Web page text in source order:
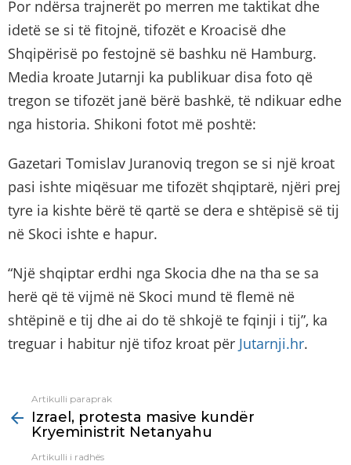
Por ndërsa trajnerët po merren me taktikat dhe
idetë se si të fitojnë, tifozët e Kroacisë dhe
Shqipërisë po festojnë së bashku në Hamburg.
Media kroate Jutarnji ka publikuar disa foto që
tregon se tifozët janë bërë bashkë, të ndikuar edhe
nga historia. Shikoni fotot më poshtë:
Gazetari Tomislav Juranoviq tregon se si një kroat
pasi ishte miqësuar me tifozët shqiptarë, njëri prej
tyre ia kishte bërë të qartë se dera e shtëpisë së tij
në Skoci ishte e hapur.
“Një shqiptar erdhi nga Skocia dhe na tha se sa
herë që të vijmë në Skoci mund të flemë në
shtëpinë e tij dhe ai do të shkojë te fqinji i tij”, ka
treguar i habitur një tifoz kroat për Jutarnji.hr.
more
Artikulli paraprak
Izrael, protesta masive kundër
Kryeministrit Netanyahu
Artikulli i radhës